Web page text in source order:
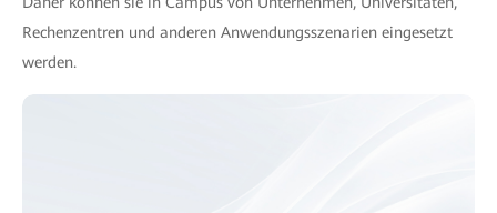
Rechenzentren und anderen Anwendungsszenarien eingesetzt
werden.